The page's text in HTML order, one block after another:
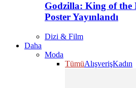
Godzilla: King of the
Poster Yayınlandı
Dizi & Film
Daha
Moda
TümüAlışverişKadın